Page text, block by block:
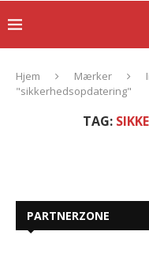
Hjem Mærker
"sikkerhedsopdatering"
TAG:
PARTNERZONE